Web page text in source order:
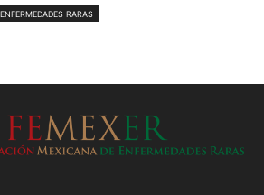
ENFERMEDADES RARAS